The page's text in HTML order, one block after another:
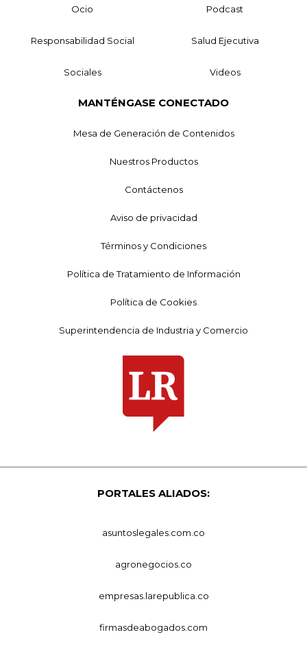
Ocio Podcast
Responsabilidad Social Salud Ejecutiva
Sociales Videos
MANTÉNGASE CONECTADO
Mesa de Generación de Contenidos
Nuestros Productos
Contáctenos
Aviso de privacidad
Términos y Condiciones
Política de Tratamiento de Información
Política de Cookies
Superintendencia de Industria y Comercio
PORTALES ALIADOS:
asuntoslegales.com.co
agronegocios.co
empresas.larepublica.co
firmasdeabogados.com